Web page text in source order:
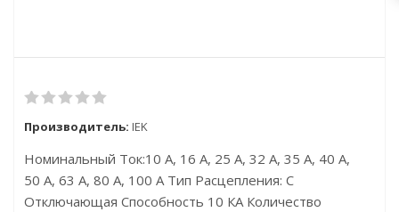
Производитель: IEK
Номинальный Ток:10 А, 16 А, 25 А, 32 А, 35 А, 40 А,
50 А, 63 А, 80 А, 100 А Тип Расцепления: C
Отключающая Способность 10 КА Количество